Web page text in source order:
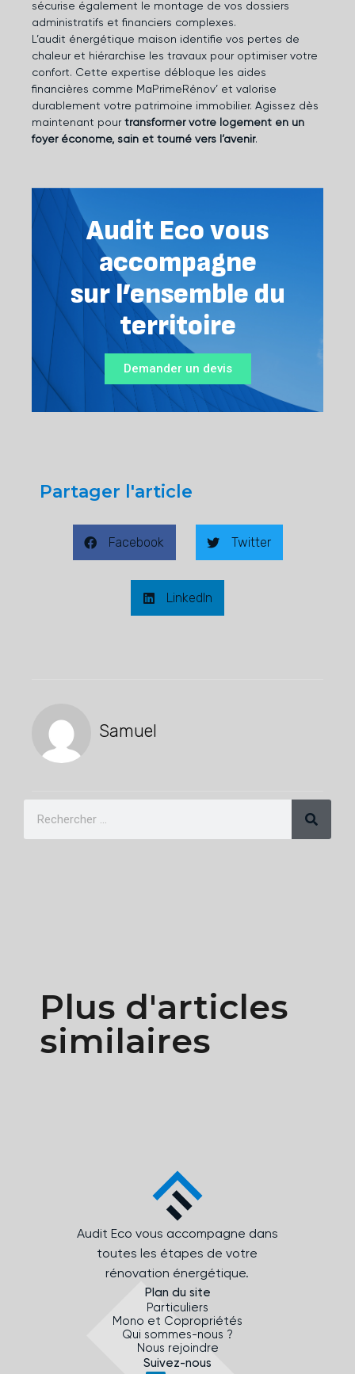
sécurise également le montage de vos dossiers
administratifs et financiers complexes.
L’audit énergétique maison identifie vos pertes de
chaleur et hiérarchise les travaux pour optimiser votre
confort. Cette expertise débloque les aides
financières comme MaPrimeRénov’ et valorise
durablement votre patrimoine immobilier. Agissez dès
maintenant pour transformer votre logement en un
foyer économe, sain et tourné vers l’avenir.
Audit Eco vous
accompagne
sur l’ensemble du
territoire
Demander un devis
Partager l'article
Facebook Twitter
LinkedIn
Samuel
Plus d'articles
similaires
Audit Eco vous accompagne dans
toutes les étapes de votre
rénovation énergétique.
Plan du site
Particuliers
Mono et Copropriétés
Qui sommes-nous ?
Nous rejoindre
Suivez-nous